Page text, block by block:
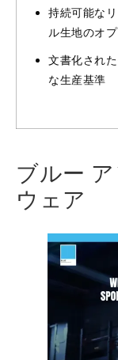
持続可能な
ル生地のオ
文書化され
な生産基準
ブルー
ウェア